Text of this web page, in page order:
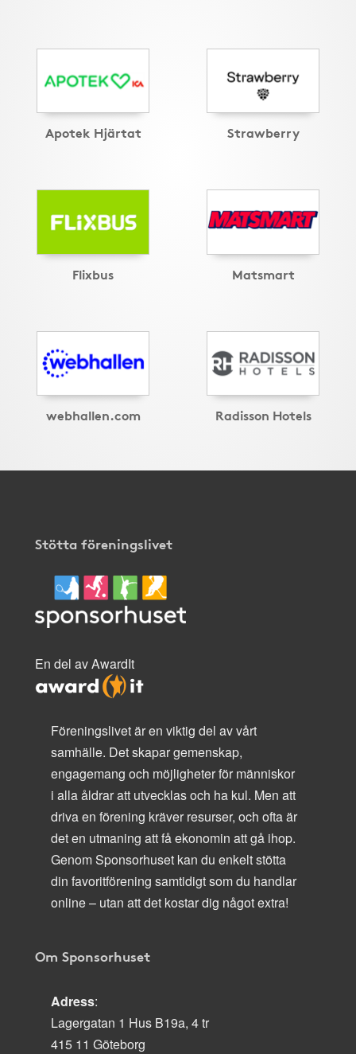
Apotek Hjärtat Strawberry
Flixbus Matsmart
webhallen.com Radisson Hotels
Stötta föreningslivet
En del av AwardIt
Föreningslivet är en viktig del av vårt
samhälle. Det skapar gemenskap,
engagemang och möjligheter för människor
i alla åldrar att utvecklas och ha kul. Men att
driva en förening kräver resurser, och ofta är
det en utmaning att få ekonomin att gå ihop.
Genom Sponsorhuset kan du enkelt stötta
din favoritförening samtidigt som du handlar
online – utan att det kostar dig något extra!
Om Sponsorhuset
Adress:
Lagergatan 1 Hus B19a, 4 tr
415 11 Göteborg